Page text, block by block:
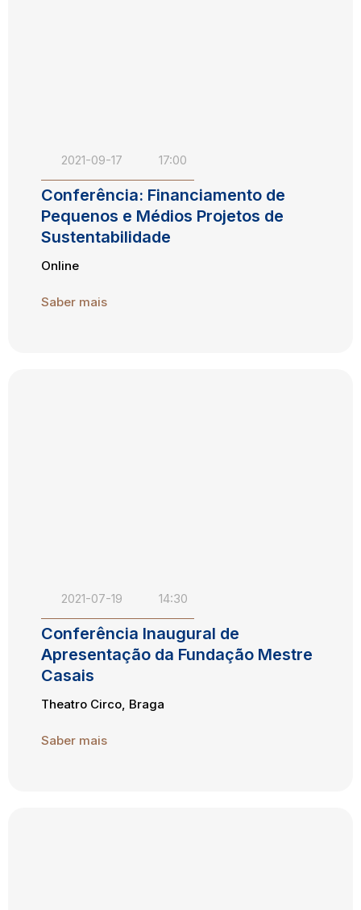
2021-09-17 17:00
Conferência: Financiamento de
Pequenos e Médios Projetos de
Sustentabilidade
Online
Saber mais
2021-07-19 14:30
Conferência Inaugural de
Apresentação da Fundação Mestre
Casais
Theatro Circo, Braga
Saber mais